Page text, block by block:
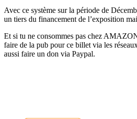
Avec ce système sur la période de
un tiers du financement de l’exposition
Et si tu ne consommes pas chez
faire de la pub pour ce billet via les
aussi faire un don via Paypal.